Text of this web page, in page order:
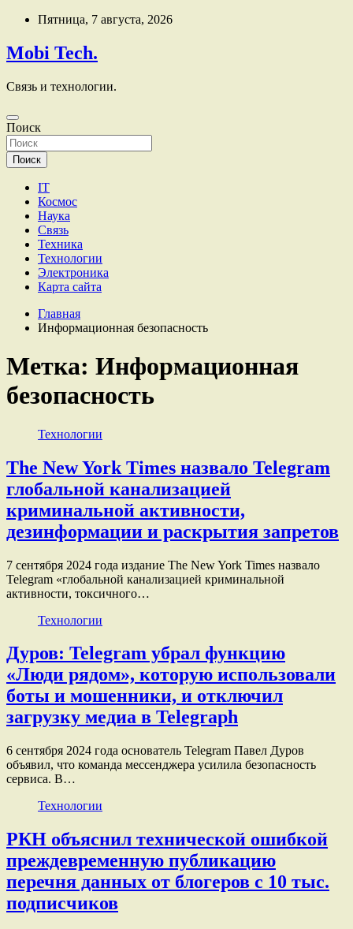
Перейти
содержимому
Пятница, 7 августа, 2026
Mobi Tech.
Связь и технологии.
Поиск
Поиск
IT
Космос
Наука
Связь
Техника
Технологии
Электроника
Карта сайта
Главная
Информационная безопасность
Метка: Информационная
безопасность
Технологии
The New York Times назвало Telegram
глобальной канализацией
криминальной активности,
дезинформации и раскрытия запретов
7 сентября 2024 года издание The New York Times назвало
Telegram «глобальной канализацией криминальной
активности, токсичного…
Технологии
Дуров: Telegram убрал функцию
«Люди рядом», которую использовали
боты и мошенники, и отключил
загрузку медиа в Telegraph
6 сентября 2024 года основатель Telegram Павел Дуров
объявил, что команда мессенджера усилила безопасность
сервиса. В…
Технологии
РКН объяснил технической ошибкой
преждевременную публикацию
перечня данных от блогеров с 10 тыс.
подписчиков